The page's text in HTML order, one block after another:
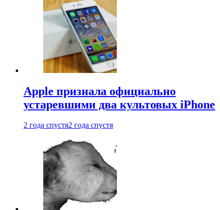
Apple признала официально
устаревшими два культовых iPhone
2 года спустя2 года спустя